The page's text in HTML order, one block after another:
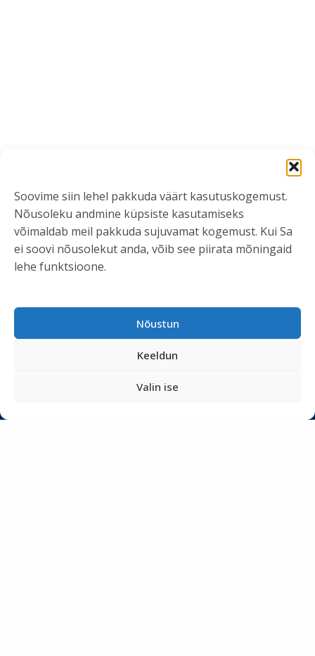
Soovime siin lehel pakkuda väärt kasutuskogemust.
Nõusoleku andmine küpsiste kasutamiseks
võimaldab meil pakkuda sujuvamat kogemust. Kui Sa
ei soovi nõusolekut anda, võib see piirata mõningaid
lehe funktsioone.
Nõustun
Keeldun
Valin ise
VÕTA ÜHENDUST
info@kliendiuuringud.ee